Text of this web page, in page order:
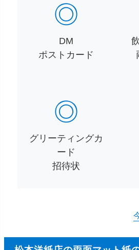
◎
DM
ポストカード
◎
グリーティングカ
ード
招待状